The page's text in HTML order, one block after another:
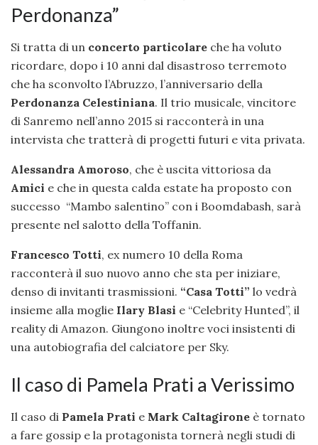
Perdonanza”
Si tratta di un concerto particolare che ha voluto
ricordare, dopo i 10 anni dal disastroso terremoto
che ha sconvolto l’Abruzzo, l’anniversario della
Perdonanza Celestiniana. Il trio musicale, vincitore
di Sanremo nell’anno 2015 si racconterà in una
intervista che tratterà di progetti futuri e vita privata.
Alessandra Amoroso, che è uscita vittoriosa da
Amici e che in questa calda estate ha proposto con
successo “Mambo salentino” con i Boomdabash, sarà
presente nel salotto della Toffanin.
Francesco Totti, ex numero 10 della Roma
racconterà il suo nuovo anno che sta per iniziare,
denso di invitanti trasmissioni. “Casa Totti” lo vedrà
insieme alla moglie Ilary Blasi e “Celebrity Hunted”, il
reality di Amazon. Giungono inoltre voci insistenti di
una autobiografia del calciatore per Sky.
Il caso di Pamela Prati a Verissimo
Il caso di Pamela Prati e Mark Caltagirone è tornato
a fare gossip e la protagonista tornerà negli studi di